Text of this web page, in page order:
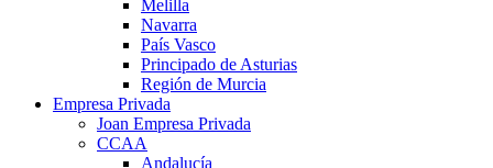
Melilla
Navarra
País Vasco
Principado de Asturias
Región de Murcia
Empresa Privada
Joan Empresa Privada
CCAA
Andalucía